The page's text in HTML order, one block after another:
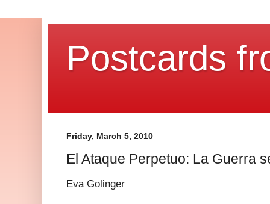
Postcards
Friday, March 5, 2010
El Ataque Perpetuo: La Guerra
Eva Golinger